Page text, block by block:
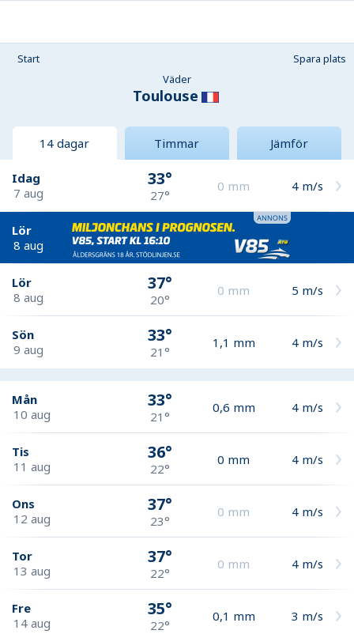
Start
Spara plats
Väder
Toulouse
14 dagar Timmar Jämför
Idag
7 aug
33°
27°
0 mm 4 m/s
Lör
8 aug
Lör
8 aug
37°
20°
0 mm 5 m/s
Sön
9 aug
33°
21°
1,1 mm 4 m/s
Mån
10 aug
33°
21°
0,6 mm 4 m/s
Tis
11 aug
36°
22°
0 mm 4 m/s
Ons
12 aug
37°
23°
0 mm 4 m/s
Tor
13 aug
37°
22°
0 mm 4 m/s
Fre
14 aug
35°
22°
0,1 mm 3 m/s